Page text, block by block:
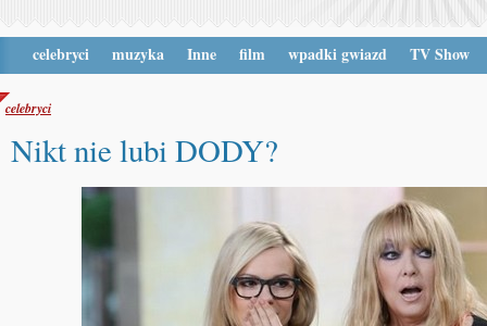
celebryci muzyka Inne film wpadki gwiazd TV Show
celebryci
Nikt nie lubi DODY?